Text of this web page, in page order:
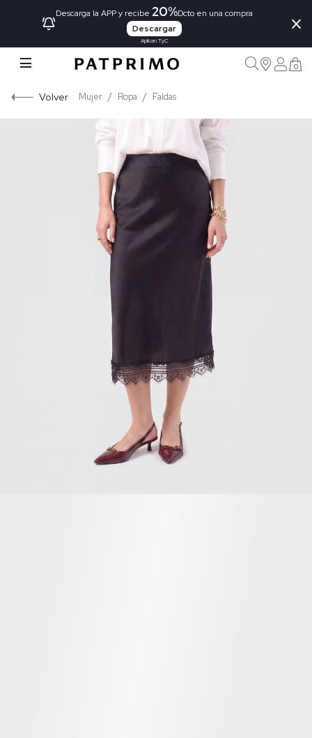
Descarga la APP y recibe 20%Dcto en una compra
Descargar
Aplican TyC
×
0
Volver Mujer Ropa Faldas